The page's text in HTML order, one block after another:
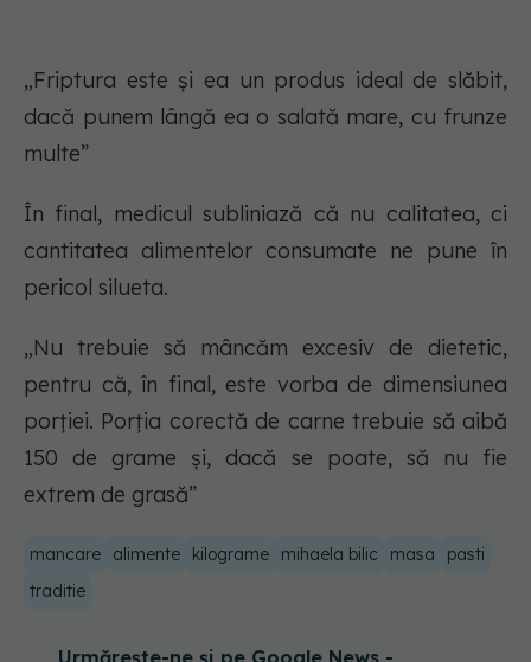
„Friptura este și ea un produs ideal de slăbit,
dacă punem lângă ea o salată mare, cu frunze
multe”
În final, medicul subliniază că nu calitatea, ci
cantitatea alimentelor consumate ne pune în
pericol silueta.
„Nu trebuie să mâncăm excesiv de dietetic,
pentru că, în final, este vorba de dimensiunea
porției. Porția corectă de carne trebuie să aibă
150 de grame și, dacă se poate, să nu fie
extrem de grasă”
mancare alimente kilograme mihaela bilic masa
pasti
traditie